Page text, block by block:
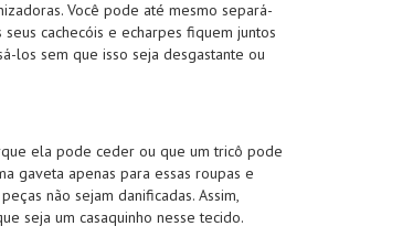
Você pode até mesmo separá-
cachecóis e echarpes fiquem juntos
los sem que isso seja desgastante ou
ela pode ceder ou que um tricô pode
gaveta apenas para essas roupas e
não sejam danificadas. Assim,
seja um casaquinho nesse tecido.